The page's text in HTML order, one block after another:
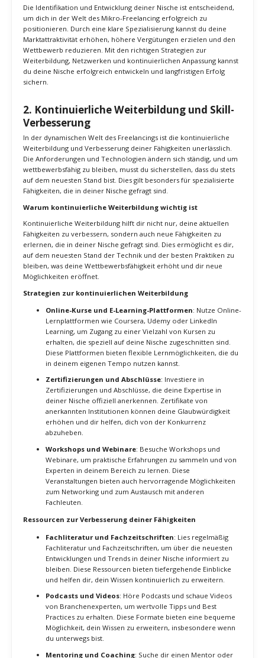
Starke persönliche Marke aufbauen: Investiere in den
Aufbau einer starken persönlichen Marke, die deine
Spezialisierung und Expertise widerspiegelt. Eine starke
Marke hilft dir, langfristige Kundenbeziehungen aufzubauen
und deine Position in deiner Nische zu festigen.
Langfristige Kundenbeziehungen pflegen: Pflege
lieferst. Zufriedene Kunden sind eher geneigt,
wiederzukommen und dich weiterzuempfehlen.
Schlussfolgerung
Die Identifikation und Entwicklung deiner Nische ist entscheidend,
um dich in der Welt des Mikro-Freelancing erfolgreich zu
positionieren. Durch eine klare Spezialisierung kannst du deine
Marktattraktivität erhöhen, höhere Vergütungen erzielen und den
Weiterbildung, Netzwerken und kontinuierlichen Anpassung kannst
du deine Nische erfolgreich entwickeln und langfristigen Erfolg
sichern.
2. Kontinuierliche Weiterbildung und Skill-
Verbesserung
In der dynamischen Welt des Freelancings ist die kontinuierliche
Die Anforderungen und Technologien ändern sich ständig, und um
wettbewerbsfähig zu bleiben, musst du sicherstellen, dass du stets
auf dem neuesten Stand bist. Dies gilt besonders für spezialisierte
Fähigkeiten, die in deiner Nische gefragt sind.
Warum kontinuierliche Weiterbildung wichtig ist
Kontinuierliche Weiterbildung hilft dir nicht nur, deine aktuellen
Fähigkeiten zu verbessern, sondern auch neue Fähigkeiten zu
erlernen, die in deiner Nische gefragt sind. Dies ermöglicht es dir,
auf dem neuesten Stand der Technik und der besten Praktiken zu
bleiben, was deine Wettbewerbsfähigkeit erhöht und dir neue
Möglichkeiten eröffnet.
Strategien zur kontinuierlichen Weiterbildung
Online-Kurse und E-Learning-Plattformen
Lernplattformen wie Coursera, Udemy oder LinkedIn
Learning, um Zugang zu einer Vielzahl von Kursen zu
erhalten, die speziell auf deine Nische zugeschnitten sind.
Diese Plattformen bieten flexible Lernmöglichkeiten, die du
Zertifizierungen und Abschlüsse: Investiere in
Zertifizierungen und Abschlüsse, die deine Expertise in
deiner Nische offiziell anerkennen. Zertifikate von
anerkannten Institutionen können deine Glaubwürdigkeit
abzuheben.
Workshops und Webinare: Besuche Workshops und
Webinare, um praktische Erfahrungen zu sammeln und von
Experten in deinem Bereich zu lernen. Diese
Veranstaltungen bieten auch hervorragende Möglichkeiten